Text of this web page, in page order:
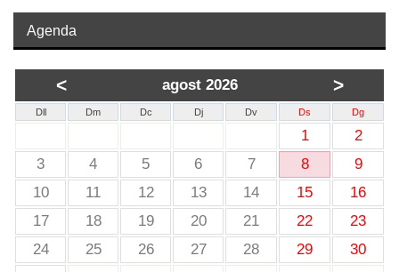
Agenda
< agost 2026 >
Dll Dm Dc Dj Dv Ds Dg
1
2
3
4 5 6 7 8
9
10
11 12 13 14 15
16
17
18 19 20 21 22
23
24
25 26 27 28 29
30